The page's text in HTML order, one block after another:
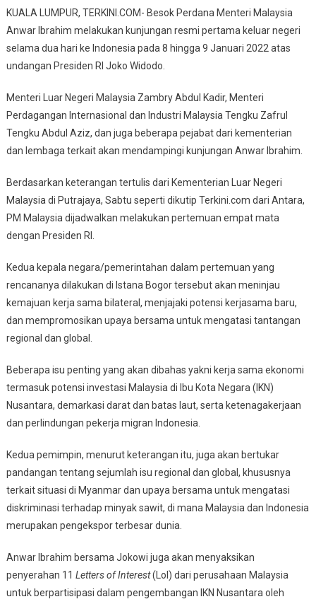
Malaysia
Anwar
Ibrahim
Akan
Indonesia
KUALA LUMPUR, TERKINI.COM- Besok Perdana Menteri Malaysia
Anwar Ibrahim melakukan kunjungan resmi pertama keluar negeri
selama dua hari ke Indonesia pada 8 hingga 9 Januari 2022 atas
undangan Presiden RI Joko Widodo.
Menteri Luar Negeri Malaysia Zambry Abdul Kadir, Menteri
Perdagangan Internasional dan Industri Malaysia Tengku Zafrul
Tengku Abdul Aziz, dan juga beberapa pejabat dari kementerian
dan lembaga terkait akan mendampingi kunjungan Anwar Ibrahim.
Berdasarkan keterangan tertulis dari Kementerian Luar Negeri
Malaysia di Putrajaya, Sabtu seperti dikutip Terkini.com dari Antara,
PM Malaysia dijadwalkan melakukan pertemuan empat mata
dengan Presiden RI.
Kedua kepala negara/pemerintahan dalam pertemuan yang
rencananya dilakukan di Istana Bogor tersebut akan meninjau
kemajuan kerja sama bilateral, menjajaki potensi kerjasama baru,
dan mempromosikan upaya bersama untuk mengatasi tantangan
regional dan global.
Beberapa isu penting yang akan dibahas yakni kerja sama ekonomi
termasuk potensi investasi Malaysia di Ibu Kota Negara (IKN)
Nusantara, demarkasi darat dan batas laut, serta ketenagakerjaan
dan perlindungan pekerja migran Indonesia.
Kedua pemimpin, menurut keterangan itu, juga akan bertukar
pandangan tentang sejumlah isu regional dan global, khususnya
terkait situasi di Myanmar dan upaya bersama untuk mengatasi
diskriminasi terhadap minyak sawit, di mana Malaysia dan Indonesia
merupakan pengekspor terbesar dunia.
Anwar Ibrahim bersama Jokowi juga akan menyaksikan
penyerahan 11 Letters of Interest(Lol) dari perusahaan Malaysia
untuk berpartisipasi dalam pengembangan IKN Nusantara oleh